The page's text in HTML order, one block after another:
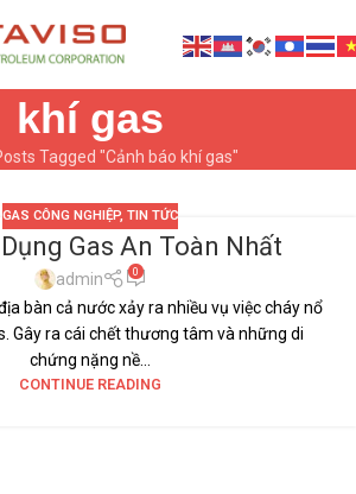
Cảnh báo
khí gas
Tagged "Cảnh báo khí gas"
GAS CÔNG NGHIỆP, TIN TỨC
Gas An Toàn Nhất
admin 0
bàn cả nước xảy ra nhiều vụ việc cháy nổ
Gây ra cái chết thương tâm và những di
chứng nặng nề...
CONTINUE READING